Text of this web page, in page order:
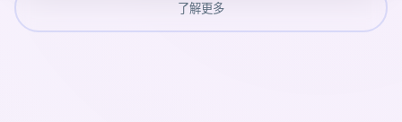
了解更多